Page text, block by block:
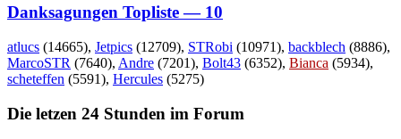
Danksagungen Topliste — 10
atlucs (14665), Jetpics (12709), STRobi (10971), backblech (8886),
MarcoSTR (7640), Andre (7201), Bolt43 (6352), Bianca (5934),
scheteffen (5591), Hercules (5275)
Die letzen 24 Stunden im Forum